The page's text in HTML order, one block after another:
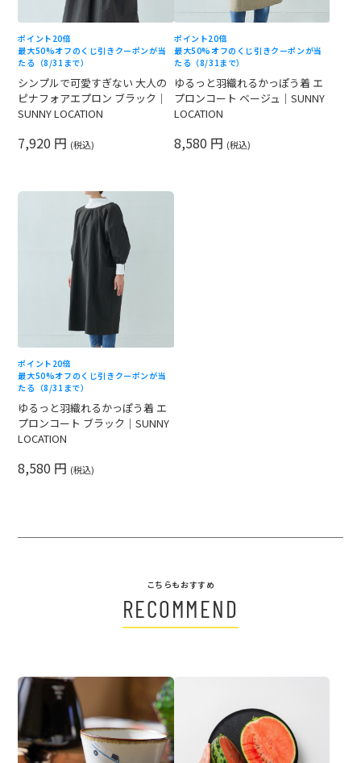
ポイント20倍
最大50%オフのくじ引きクーポンが当
たる（8/31まで）
シンプルで可愛すぎない 大人の
ピナフォアエプロン ブラック｜
SUNNY LOCATION
7,920 円 (税込)
ポイント20倍
最大50%オフのくじ引きクーポンが当
たる（8/31まで）
ゆるっと羽織れるかっぽう着 エ
プロンコート ベージュ｜SUNNY
LOCATION
8,580 円 (税込)
ポイント20倍
最大50%オフのくじ引きクーポンが当
たる（8/31まで）
ゆるっと羽織れるかっぽう着 エ
プロンコート ブラック｜SUNNY
LOCATION
8,580 円 (税込)
こちらもおすすめ
RECOMMEND